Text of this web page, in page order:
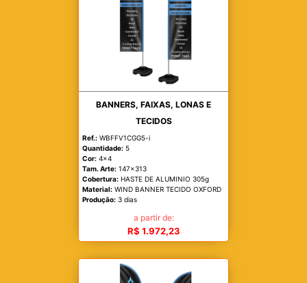
BANNERS, FAIXAS, LONAS E
TECIDOS
Ref.: WBFFV1CGG5-i
Quantidade: 5
Cor: 4x4
Tam. Arte: 147x313
Cobertura: HASTE DE ALUMINIO 305g
Material: WIND BANNER TECIDO OXFORD
Produção: 3 dias
a partir de:
R$ 1.972,23